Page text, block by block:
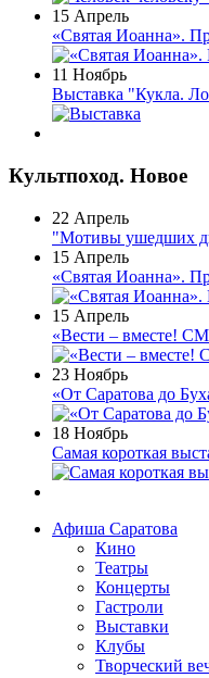
15 Апрель
«Святая Иоанна».
11 Ноябрь
Выставка "Кукла.
Культпоход. Новое
22 Апрель
"Мотивы ушедших
15 Апрель
«Святая Иоанна».
15 Апрель
«Вести – вместе!
23 Ноябрь
«От Саратова до
18 Ноябрь
Самая короткая
Афиша Саратова
Кино
Театры
Концерты
Гастроли
Выставки
Клубы
Творческий